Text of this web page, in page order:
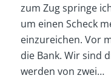
zum Zug springe
um einen Scheck
einzureichen. Vor
die Bank. Wir sind
werden von zwei…